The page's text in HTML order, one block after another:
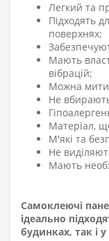
Легкий та
Підходять
поверхнях;
Мають
вібрацій;
Можна
Не
Матеріал,
М'які та
Не
Мають
Самоклеючі
ідеально
будинках, так і